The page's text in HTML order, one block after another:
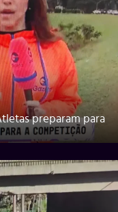
preparam para